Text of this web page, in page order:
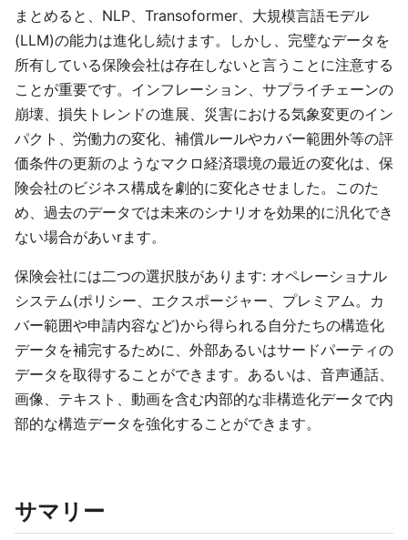
まとめると、NLP、Transoformer、大規模言語モデル
(LLM)の能力は進化し続けます。しかし、完璧なデータを
所有している保険会社は存在しないと言うことに注意する
ことが重要です。インフレーション、サプライチェーンの
崩壊、損失トレンドの進展、災害における気象変更のイン
パクト、労働力の変化、補償ルールやカバー範囲外等の評
価条件の更新のようなマクロ経済環境の最近の変化は、保
険会社のビジネス構成を劇的に変化させました。このた
め、過去のデータでは未来のシナリオを効果的に汎化でき
ない場合があいrます。
保険会社には二つの選択肢があります: オペレーショナル
システム(ポリシー、エクスポージャー、プレミアム。カ
バー範囲や申請内容など)から得られる自分たちの構造化
データを補完するために、外部あるいはサードパーティの
データを取得することができます。あるいは、音声通話、
画像、テキスト、動画を含む内部的な非構造化データで内
部的な構造データを強化することができます。
サマリー